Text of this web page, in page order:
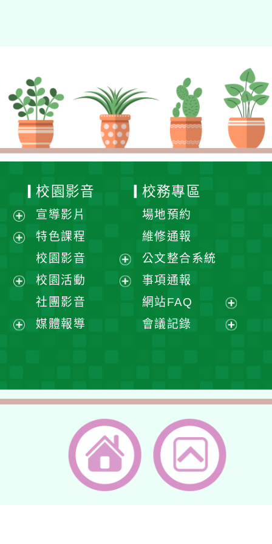
展
開
單
選
選
單
校園影音
宣導影片
特色課程
校園影音
展
開
校園活動
社團影音
媒體報導
校務專區
場地預約
維修通報
公文整合系統
事項通報
網站FAQ
展
會議記錄
單